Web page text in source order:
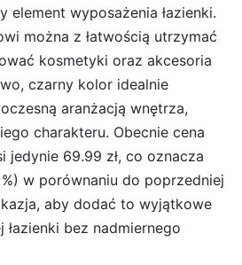
element wyposażenia łazienki.
można z łatwością utrzymać
kosmetyki oraz akcesoria
czarny kolor idealnie
aranżacją wnętrza,
charakteru. Obecnie cena
jedynie 69.99 zł, co oznacza
w porównaniu do poprzedniej
aby dodać to wyjątkowe
bez nadmiernego